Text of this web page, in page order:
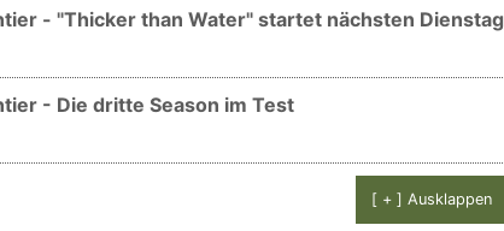
- "Thicker than Water" startet nächsten Dienstag
- Die dritte Season im Test
[ + ] Ausklappen